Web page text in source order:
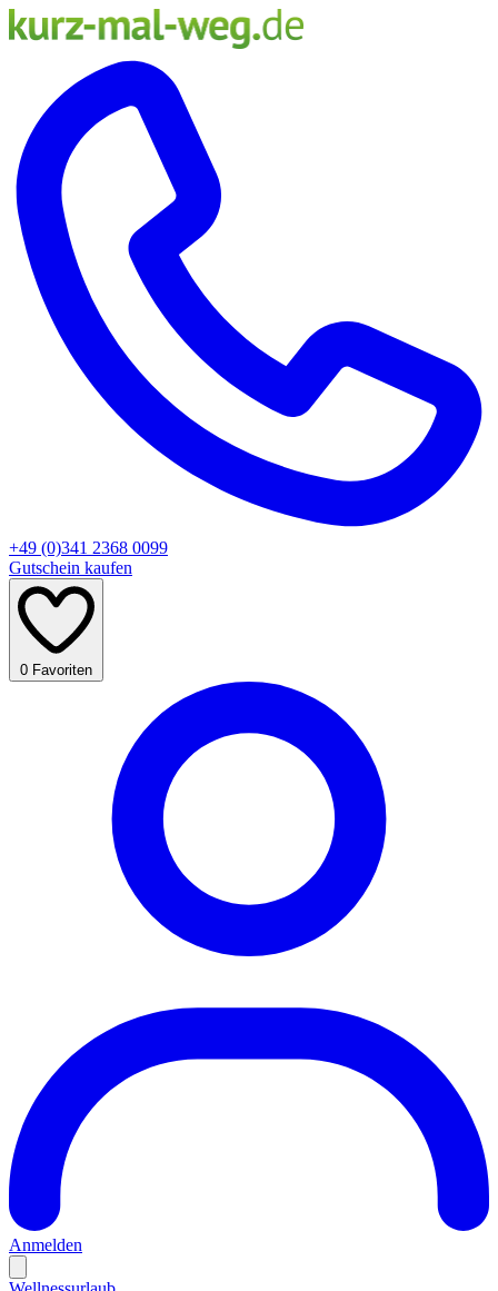
+49 (0)341 2368 0099
Gutschein kaufen
0 Favoriten
Anmelden